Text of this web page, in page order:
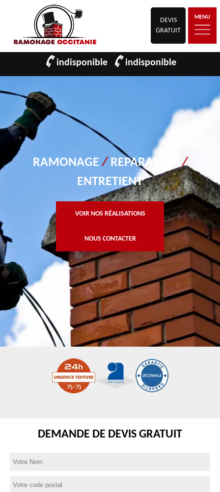
DEVIS
GRATUIT
MENU
indisponible indisponible
RAMONAGE/ REPARATION/
ENTRETIENT
VOIR NOS RÉALISATIONS
NOUS CONTACTER
DEMANDE DE DEVIS GRATUIT